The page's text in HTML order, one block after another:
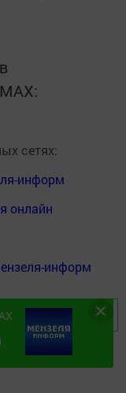
сетях:
информ
онлайн
информ